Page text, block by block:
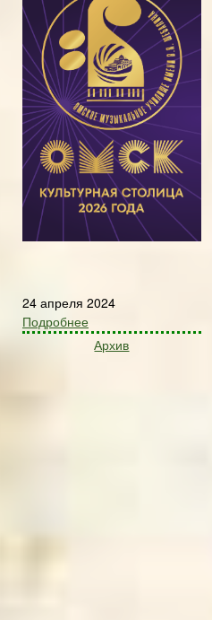
24 апреля 2024
Подробнее
Архив